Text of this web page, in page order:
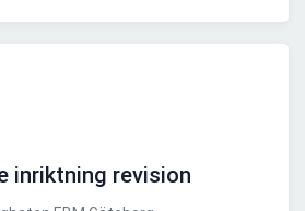
inriktning revision